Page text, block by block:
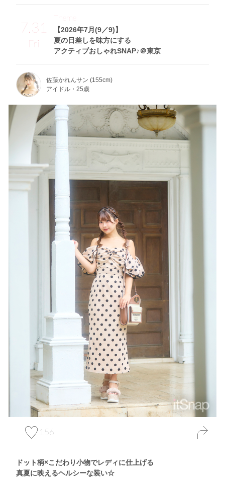
7.31
Fri
【2026年7月(9／9)】
夏の日差しを味方にする
アクティブおしゃれSNAP♪＠東京
Theme
佐藤かれんサン (155cm)
アイドル・25歳
156
ドット柄×こだわり小物でレディに仕上げる
真夏に映えるヘルシーな装い☆